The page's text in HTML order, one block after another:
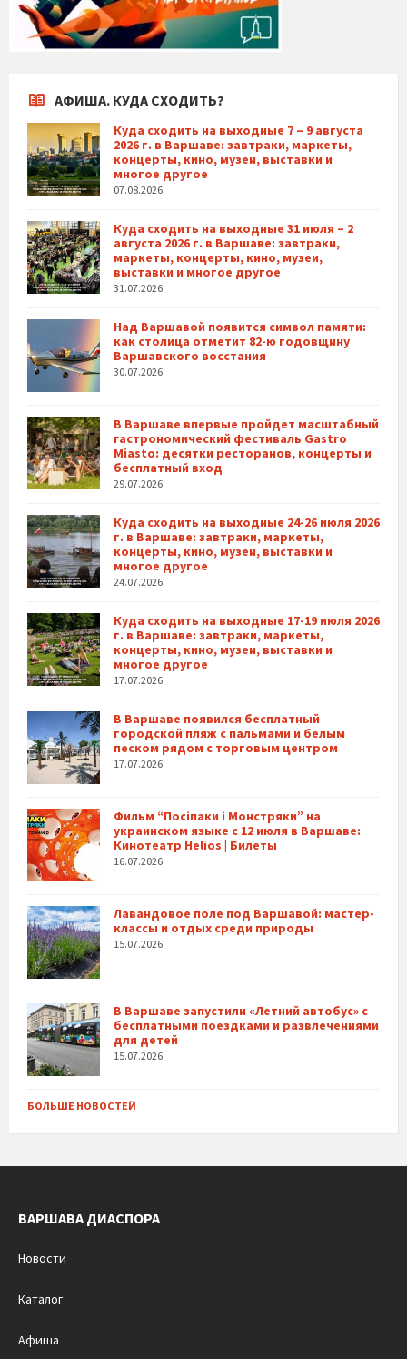
АФИША. КУДА СХОДИТЬ?
Куда сходить на выходные 7 – 9 августа
2026 г. в Варшаве: завтраки, маркеты,
концерты, кино, музеи, выставки и
многое другое
07.08.2026
Куда сходить на выходные 31 июля – 2
августа 2026 г. в Варшаве: завтраки,
маркеты, концерты, кино, музеи,
выставки и многое другое
31.07.2026
Над Варшавой появится символ памяти:
как столица отметит 82-ю годовщину
Варшавского восстания
30.07.2026
В Варшаве впервые пройдет масштабный
гастрономический фестиваль Gastro
Miasto: десятки ресторанов, концерты и
бесплатный вход
29.07.2026
Куда сходить на выходные 24-26 июля 2026
г. в Варшаве: завтраки, маркеты,
концерты, кино, музеи, выставки и
многое другое
24.07.2026
Куда сходить на выходные 17-19 июля 2026
г. в Варшаве: завтраки, маркеты,
концерты, кино, музеи, выставки и
многое другое
17.07.2026
В Варшаве появился бесплатный
городской пляж с пальмами и белым
песком рядом с торговым центром
17.07.2026
Фильм “Посіпаки і Монстряки” на
украинском языке с 12 июля в Варшаве:
Кинотеатр Helios | Билеты
16.07.2026
Лавандовое поле под Варшавой: мастер-
классы и отдых среди природы
15.07.2026
В Варшаве запустили «Летний автобус» с
бесплатными поездками и развлечениями
для детей
15.07.2026
БОЛЬШЕ НОВОСТЕЙ
ВАРШАВА ДИАСПОРА
Новости
Каталог
Афиша